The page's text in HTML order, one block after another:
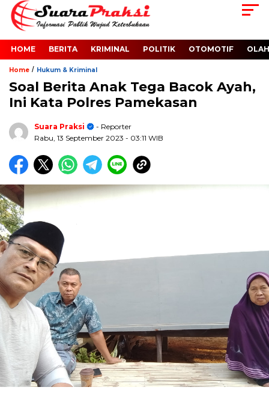
HOME BERITA KRIMINAL POLITIK OTOMOTIF
Home / Hukum & Kriminal
Soal Berita Anak Tega Bacok Ayah,
Ini Kata Polres Pamekasan
Suara Praksi
- Reporter
Rabu, 13 September 2023 - 03:11 WIB